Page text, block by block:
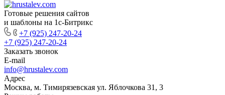
Готовые решения сайтов
и шаблоны на 1с-Битрикс
+7 (925) 247-20-24
+7 (925) 247-20-24
Заказать звонок
E-mail
info@hrustalev.com
Адрес
Москва, м. Тимирязевская ул. Яблочкова 31, 3